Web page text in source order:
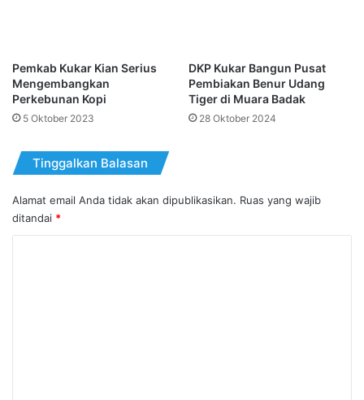
Pemkab Kukar Kian Serius
Mengembangkan
Perkebunan Kopi
5 Oktober 2023
DKP Kukar Bangun Pusat
Pembiakan Benur Udang
Tiger di Muara Badak
28 Oktober 2024
Tinggalkan Balasan
Alamat email Anda tidak akan dipublikasikan. Ruas yang wajib
ditandai *